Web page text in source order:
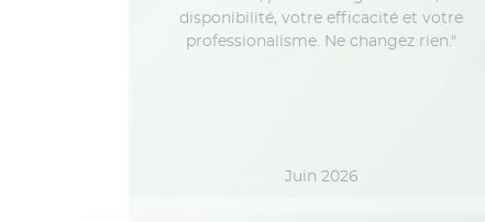
disponibilité, votre efficacité et votre
professionalisme. Ne changez rien."
Juin 2026